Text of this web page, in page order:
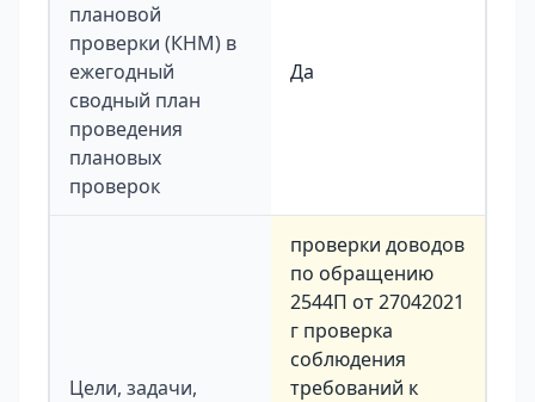
плановой
проверки (КНМ) в
ежегодный
сводный план
проведения
плановых
проверок
Да
Цели, задачи,
проверки доводов
по обращению
2544П от 27042021
г проверка
соблюдения
требований к